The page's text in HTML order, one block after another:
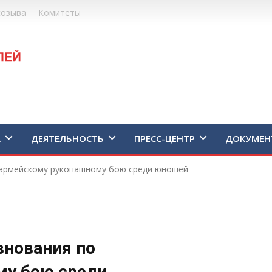
Комитеты
ДЕЯТЕЛЬНОСТЬ ПРЕСС-ЦЕНТР
рукопашному бою среди юношей
по